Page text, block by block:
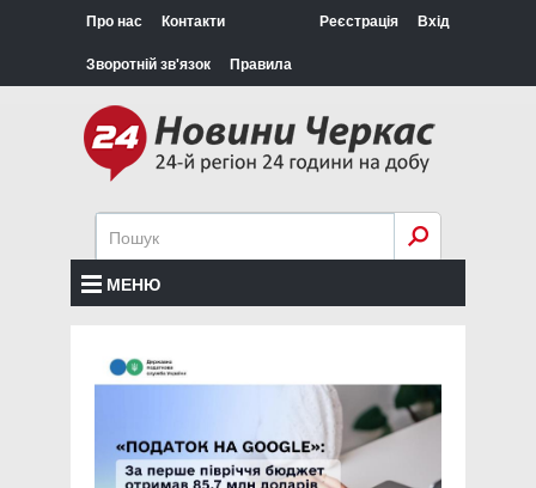
Про нас Контакти
Зворотній зв'язок Правила
Реєстрація Вхід
МЕНЮ